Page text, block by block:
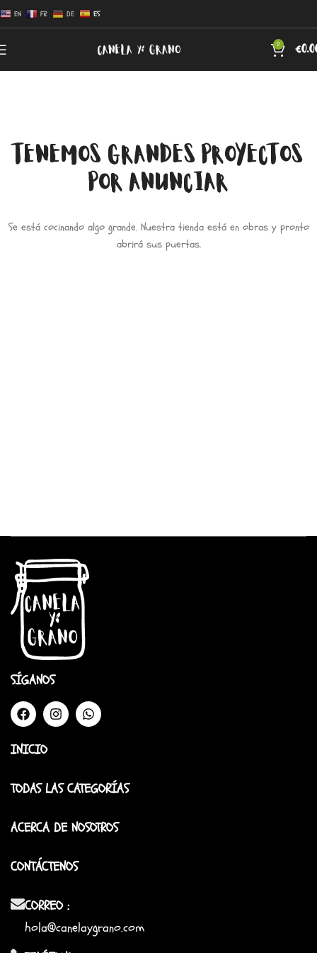
EN FR DE ES
0 €
TENEMOS GRANDES PROYECTOS
POR ANUNCIAR
Se está cocinando algo grande. Nuestra tienda está en obras y pronto
abrirá sus puertas.
SÍGANOS
INICIO
TODAS LAS CATEGORÍAS
ACERCA DE NOSOTROS
CONTÁCTENOS
CORREO :
hola@canelaygrano.com